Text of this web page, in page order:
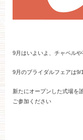
おもてなし
9月はいよいよ、チャペル
9月のブライダルフェアは9/
新たにオープンした式場を
ご参加ください